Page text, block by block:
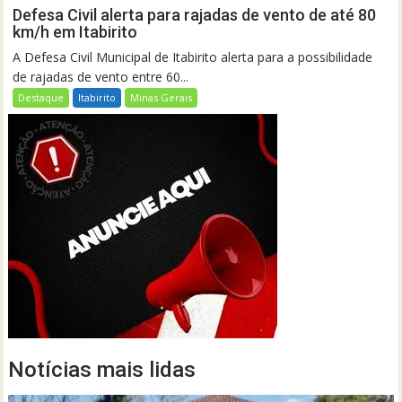
Defesa Civil alerta para rajadas de vento de até 80
km/h em Itabirito
A Defesa Civil Municipal de Itabirito alerta para a possibilidade
de rajadas de vento entre 60...
Destaque Itabirito Minas Gerais
Notícias mais lidas